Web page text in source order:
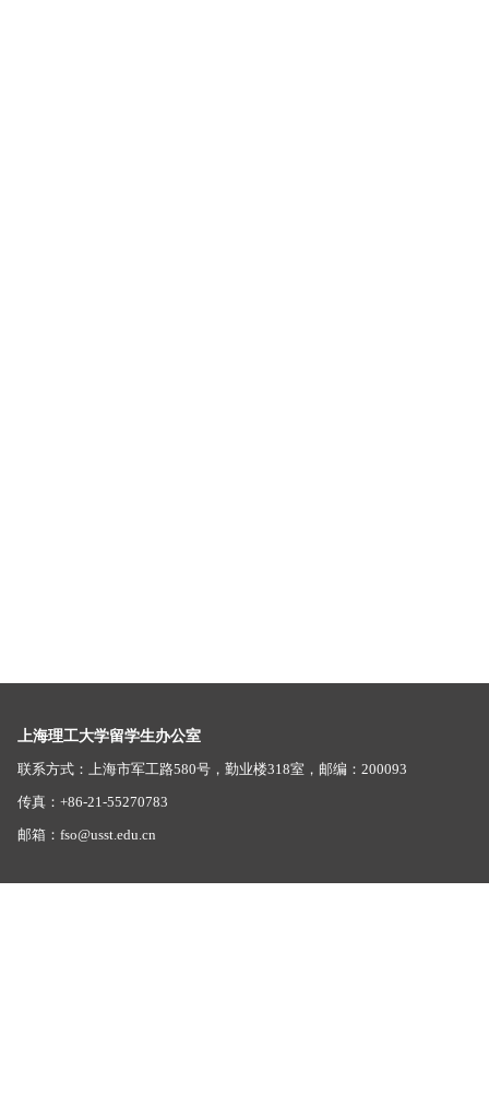
上海理工大学留学生办公室
联系方式：上海市军工路580号，勤业楼318室，邮编：200093
传真：+86-21-55270783
邮箱：fso@usst.edu.cn